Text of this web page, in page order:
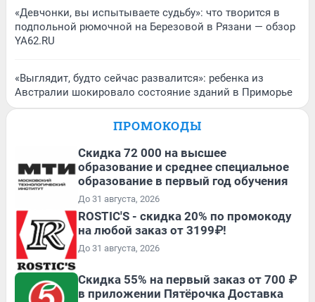
«Девчонки, вы испытываете судьбу»: что творится в
подпольной рюмочной на Березовой в Рязани — обзор
YA62.RU
«Выглядит, будто сейчас развалится»: ребенка из
Австралии шокировало состояние зданий в Приморье
ПРОМОКОДЫ
Скидка 72 000 на высшее
образование и среднее специальное
образование в первый год обучения
До 31 августа, 2026
ROSTIC'S - скидка 20% по промокоду
на любой заказ от 3199₽!
До 31 августа, 2026
Скидка 55% на первый заказ от 700 ₽
в приложении Пятёрочка Доставка